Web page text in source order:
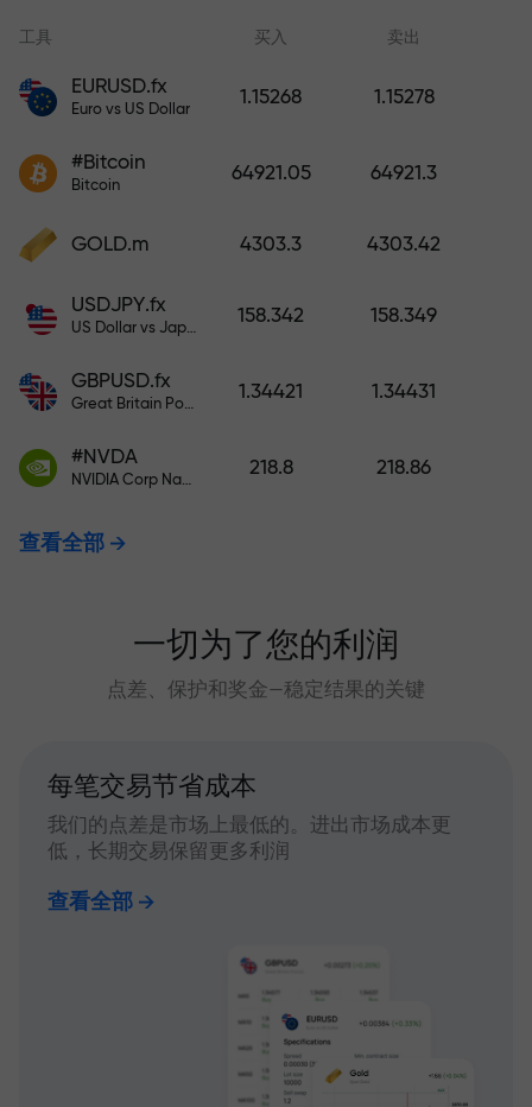
奖金。X1000不是印刷错误。存款
工具 买入 卖出
EURUSD.fx
Euro vs US Dollar
1.15268 1.15278
#Bitcoin
Bitcoin
64921.05 64921.3
GOLD.m 4303.3 4303.42
USDJPY.fx
US Dollar vs Japanese Yen
158.342 158.349
GBPUSD.fx
Great Britain Pound vs US Dollar
1.34421 1.34431
#NVDA
NVIDIA Corp Nasdaq Stock Exchange (Nasdaq) USD
218.8 218.86
查看全部
一切为了您的利润
点差、保护和奖金—稳定结果的关键
每笔交易节省成本
我们的点差是市场上最低的。进出市场成本更
低，长期交易保留更多利润
查看全部